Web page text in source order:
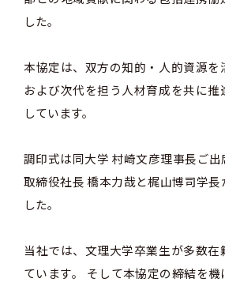
した。
本協定は、双方の知的・人的資源を
および次代を担う人材育成を共に推
しています。
調印式は同大学 村崎文彦理事長ご
取締役社長 橋本力哉と梶山博司学
した。
当社では、文理大学卒業生が多数
ています。 そして本協定の締結を